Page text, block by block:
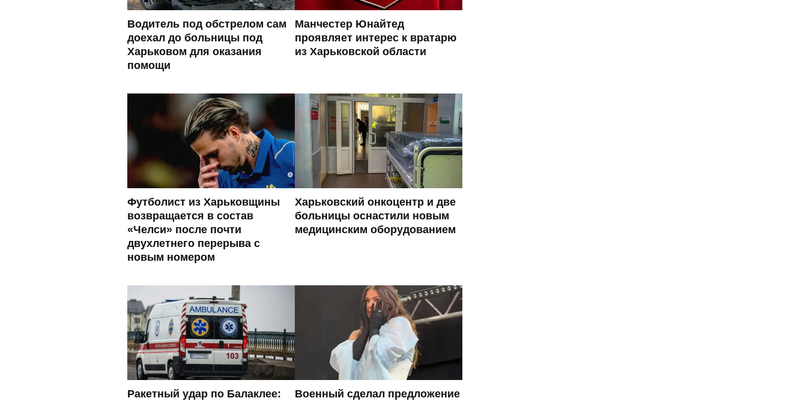
Водитель под обстрелом сам
доехал до больницы под
Харьковом для оказания
помощи
Манчестер Юнайтед
проявляет интерес к вратарю
из Харьковской области
Футболист из Харьковщины
возвращается в состав
«Челси» после почти
двухлетнего перерыва с
новым номером
Харьковский онкоцентр и две
больницы оснастили новым
медицинским оборудованием
Ракетный удар по Балаклее:
Военный сделал предложение